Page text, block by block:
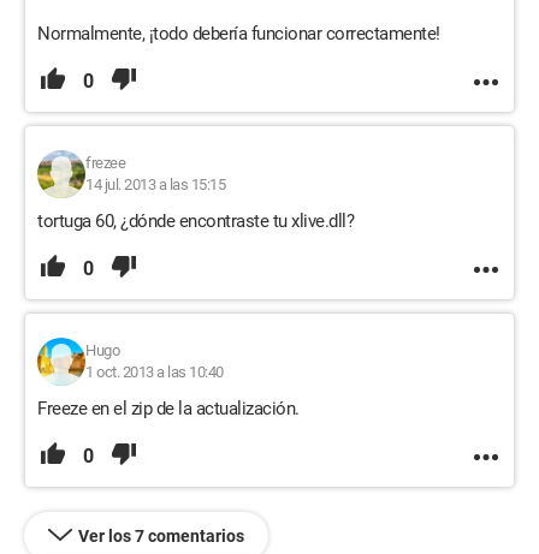
Normalmente, ¡todo debería funcionar correctamente!
0
frezee
14 jul. 2013 a las 15:15
tortuga 60, ¿dónde encontraste tu xlive.dll?
0
Hugo
1 oct. 2013 a las 10:40
Freeze en el zip de la actualización.
0
Ver los 7 comentarios